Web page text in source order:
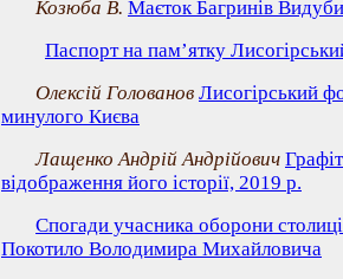
Козюба В. Маєток Багринів
Паспорт на пам’ятку
Олексій Голованов Лисогірський
минулого Києва
Лащенко Андрій Андрійович
відображення його історії, 2019 р.
Спогади учасника оборони
Покотило Володимира Михайловича